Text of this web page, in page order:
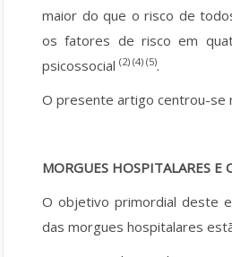
maior do que o risco de
os fatores de risco em
psicossocial (2) (4) (5).
O presente artigo centrou-se
MORGUES HOSPITALARES
O objetivo primordial deste
das morgues hospitalares